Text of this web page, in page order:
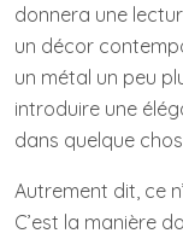
donnera une
un décor
un métal un peu
introduire une
dans quelque
Autrement dit, ce
C’est la manière